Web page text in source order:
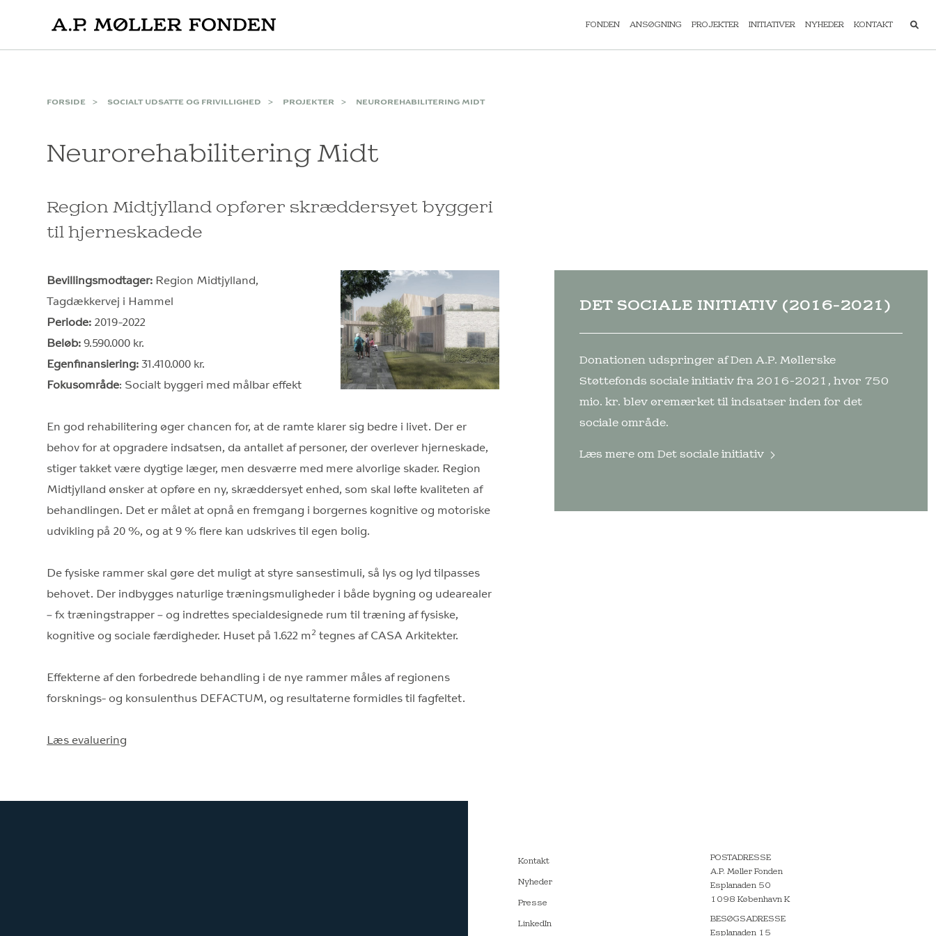
FONDEN ANSØGNING PROJEKTER INITIATIVER NYHEDER KONTAKT
FORSIDE SOCIALT UDSATTE OG FRIVILLIGHED PROJEKTER NEUROREHABILITERING MIDT
Neurorehabilitering Midt
Region Midtjylland opfører skræddersyet byggeri
til hjerneskadede
Bevillingsmodtager: Region Midtjylland,
Tagdækkervej i Hammel
Periode: 2019-2022
Beløb: 9.590.000 kr.
Egenfinansiering: 31.410.000 kr.
Fokusområde: Socialt byggeri med målbar effekt
En god rehabilitering øger chancen for, at de ramte klarer sig bedre i livet. Der er
behov for at opgradere indsatsen, da antallet af personer, der overlever hjerneskade,
stiger takket være dygtige læger, men desværre med mere alvorlige skader. Region
Midtjylland ønsker at opføre en ny, skræddersyet enhed, som skal løfte kvaliteten af
behandlingen. Det er målet at opnå en fremgang i borgernes kognitive og motoriske
udvikling på 20 %, og at 9 % flere kan udskrives til egen bolig.
De fysiske rammer skal gøre det muligt at styre sansestimuli, så lys og lyd tilpasses
behovet. Der indbygges naturlige træningsmuligheder i både bygning og udearealer
– fx træningstrapper – og indrettes specialdesignede rum til træning af fysiske,
kognitive og sociale færdigheder. Huset på 1.622 m2 tegnes af CASA Arkitekter.
Effekterne af den forbedrede behandling i de nye rammer måles af regionens
forsknings- og konsulenthus DEFACTUM, og resultaterne formidles til fagfeltet.
Læs evaluering
DET SOCIALE INITIATIV (2016-2021)
Donationen udspringer af Den A.P. Møllerske
Støttefonds sociale initiativ fra 2016-2021, hvor 750
mio. kr. blev øremærket til indsatser inden for det
sociale område.
Læs mere om Det sociale initiativ
Kontakt
Nyheder
Presse
LinkedIn
POSTADRESSE
A.P. Møller Fonden
Esplanaden 50
1098 København K
BESØGSADRESSE
Esplanaden 15